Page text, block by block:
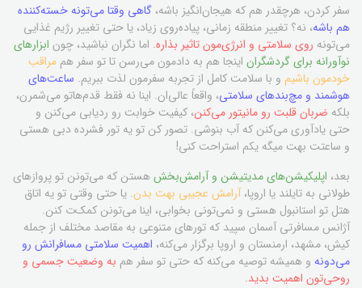
سفر کردن، هرچقدر هم که هیجان‌انگیز باشه، گاهی وقتا می‌تونه خسته‌کننده
هم باشه، نه؟ تغییر منطقه زمانی، پیاده‌روی زیاد، یا حتی تغییر رژیم غذایی
می‌تونه روی سلامتی و انرژی‌مون تاثیر بذاره. اما نگران نباشید، چون ابزارهای
نوآورانه برای گردشگران اینجا هم به دادمون می‌رسن تا تو سفر هم مراقب
خودمون باشیم و با سلامت کامل از تجربه سفرمون لذت ببریم. ساعت‌های
هوشمند و مچ‌بندهای سلامتی، واقعاً عالی‌ان. اینا نه فقط قدم‌هاتو می‌شمرن،
بلکه ضربان قلبت رو مانیتور می‌کنن، کیفیت خوابت رو ردیابی می‌کنن و
حتی یادآوری می‌کنن که آب بنوشی. تصور کن تو یه تور فشرده دبی هستی
و ساعتت بهت میگه یکم استراحت کنی!
بعد، اپلیکیشن‌های مدیتیشن و آرامش‌بخش هستن که می‌تونن تو پروازهای
طولانی به تایلند یا اروپا،آرامش عجیبی بهت بدن. یا حتی وقتی تو یه اتاق
هتل تو استانبول هستی و نمی‌تونی بخوابی، اینا می‌تونن کمک‌ت کنن.
آژانس مسافرتی آسمان سپید که تورهای متنوعی به مقاصد مختلف از جمله
کیش، مشهد، ارمنستان و اروپا برگزار می‌کنه، اهمیت سلامتی مسافرانش رو
می‌دونه و همیشه توصیه می‌کنه که حتی تو سفر هم به وضعیت جسمی و
روحی‌تون اهمیت بدید.